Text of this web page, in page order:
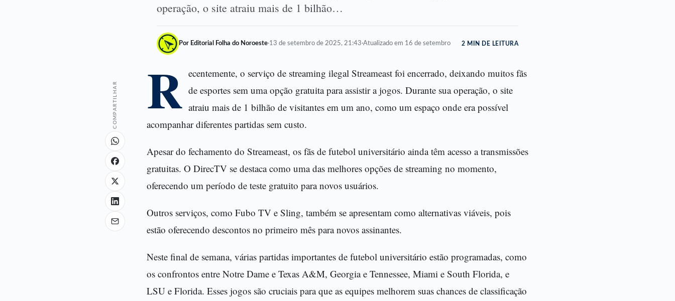
operação, o site atraiu mais de 1 bilhão…
Por Editorial Folha do Noroeste·13 de setembro de 2025, 21:43·Atualizado em 16 de setembro 2 MIN DE LEITURA
COMPARTILHAR R ecentemente, o serviço de streaming ilegal Streameast foi encerrado, deixando muitos fãs
de esportes sem uma opção gratuita para assistir a jogos. Durante sua operação, o site
atraiu mais de 1 bilhão de visitantes em um ano, como um espaço onde era possível
acompanhar diferentes partidas sem custo.
Apesar do fechamento do Streameast, os fãs de futebol universitário ainda têm acesso a transmissões
gratuitas. O DirecTV se destaca como uma das melhores opções de streaming no momento,
oferecendo um período de teste gratuito para novos usuários.
Outros serviços, como Fubo TV e Sling, também se apresentam como alternativas viáveis, pois
estão oferecendo descontos no primeiro mês para novos assinantes.
Neste final de semana, várias partidas importantes de futebol universitário estão programadas, como
os confrontos entre Notre Dame e Texas A&M, Georgia e Tennessee, Miami e South Florida, e
LSU e Florida. Esses jogos são cruciais para que as equipes melhorem suas chances de classificação